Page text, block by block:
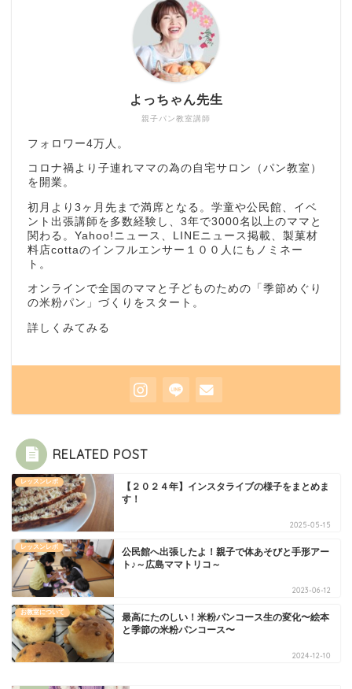
親子パン教室講師
よっちゃん先生
フォロワー4万人。
コロナ禍より子連れママの為の自宅サロン（パン教室）
を開業。
初月より3ヶ月先まで満席となる。学童や公民館、イベ
ント出張講師を多数経験し、3年で3000名以上のママと
関わる。Yahoo!ニュース、LINEニュース掲載、製菓材
料店cottaのインフルエンサー１００人にもノミネー
ト。
オンラインで全国のママと子どものための「季節めぐり
の米粉パン」づくりをスタート。
詳しくみてみる
RELATED POST
レッスンレポ
【２０２４年】インスタライブの様子をまとめま
す！
2025-05-15
レッスンレポ
公民館へ出張したよ！親子で体あそびと手形アー
ト♪～広島ママトリコ～
2023-06-12
お教室について
最高にたのしい！米粉パンコース生の変化〜絵本
と季節の米粉パンコース〜
2024-12-10